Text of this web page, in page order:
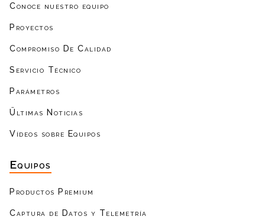
Conoce nuestro equipo
Proyectos
Compromiso De Calidad
Servicio Técnico
Parámetros
Ültimas Noticias
Vídeos sobre Equipos
Equipos
Productos Premium
Captura de Datos y Telemetría